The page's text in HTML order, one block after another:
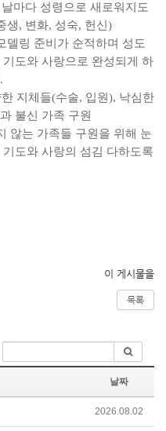
마다 성령으로 새로워지도
생, 변화, 성숙, 헌신 )
델링 준비가 순적하며 성도
기도와 사랑으로 완성되게 하
.
지체들(수술, 입원), 낙심한
불신 가족 구원
않는 가족들 구원을 위해 눈
기도와 사랑의 섬김 다하도록
이 게시물을
목록
날짜
2026.08.02